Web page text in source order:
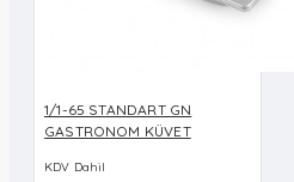
1/1-65 STANDART GN
GASTRONOM KÜVET
KDV Dahil